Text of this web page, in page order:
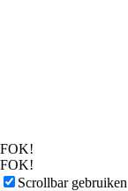
FOK!
FOK!
Scrollbar gebruiken